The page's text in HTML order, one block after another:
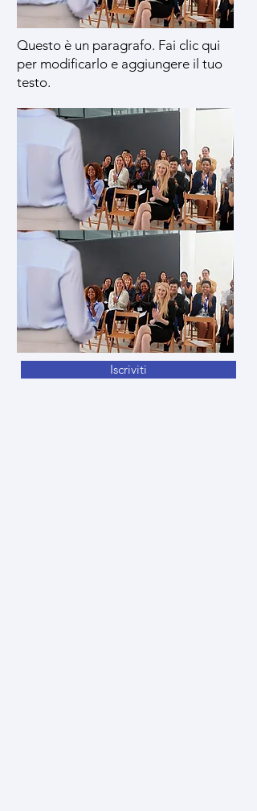
Questo è un paragrafo. Fai clic qui
per modificarlo e aggiungere il tuo
testo.
Iscriviti